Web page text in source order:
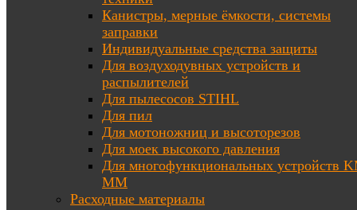
Канистры, мерные ёмкости, системы
заправки
Индивидуальные средства защиты
Для воздуходувных устройств и
распылителей
Для пылесосов STIHL
Для пил
Для мотоножниц и высоторезов
Для моек высокого давления
Для многофункциональных устройств
MM
Расходные материалы